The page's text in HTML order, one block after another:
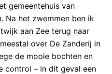
gemeentehuis van
Na het zwemmen ben ik
aan Zee terug naar
over De Zanderij in
de mooie bochten en
control – in dit geval een